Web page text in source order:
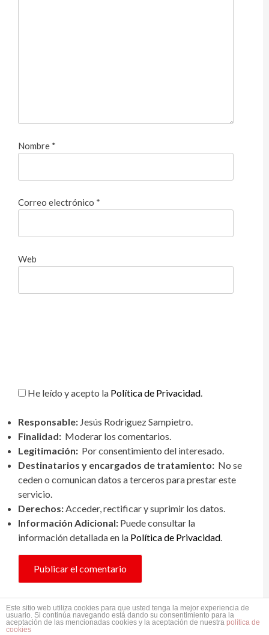
Nombre *
Correo electrónico *
Web
He leído y acepto la Política de Privacidad.
Responsable: Jesús Rodriguez Sampietro.
Finalidad: Moderar los comentarios.
Legitimación: Por consentimiento del interesado.
Destinatarios y encargados de tratamiento: No se
ceden o comunican datos a terceros para prestar este
servicio.
Derechos:Acceder, rectificar y suprimir los datos.
Información Adicional: Puede consultar la
información detallada en la Política de Privacidad.
Este sitio web utiliza cookies para que usted tenga la mejor experiencia de
usuario. Si continúa navegando está dando su consentimiento para la
aceptación de las mencionadas cookies y la aceptación de nuestra política de
cookies